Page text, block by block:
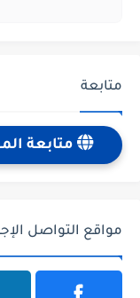
متابعة
متابعة
مواقع التواصل